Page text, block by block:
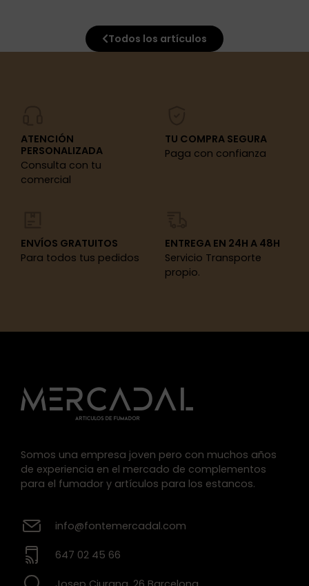
Todos los artículos
ATENCIÓN
PERSONALIZADA
Consulta con tu
comercial
TU COMPRA SEGURA
Paga con confianza
ENVÍOS GRATUITOS
Para todos tus pedidos
ENTREGA EN 24H A 48H
Servicio Transporte
propio.
Somos una empresa joven pero con muchos años
de experiencia en el mercado de complementos
para el fumador y artículos para los estancos.
info@fontemercadal.com
647 02 45 66